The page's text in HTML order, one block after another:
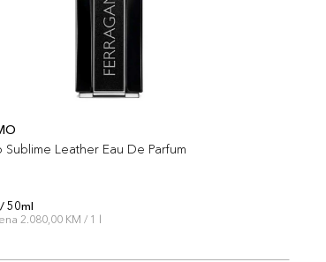
Sublime Leather Eau De Parfum
50ml
2.080,00 KM / 1 l